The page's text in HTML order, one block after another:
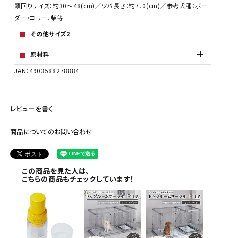
頭回りサイズ：約30～48(cm)／ツバ長さ：約7．0(cm)／参考犬種：ボー
ダー・コリー、柴等
その他サイズ2
原材料
JAN：4903588278884
レビューを書く
商品についてのお問い合わせ
この商品を見た人は、
こちらの商品もチェックしています！